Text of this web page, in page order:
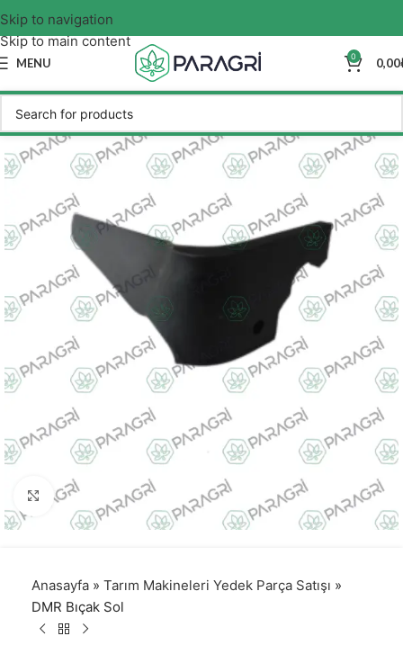
Skip to navigation
Skip to main content
MENU 0 0,00
Click to enlarge
Anasayfa » Tarım Makineleri Yedek Parça Satışı »
DMR Bıçak Sol